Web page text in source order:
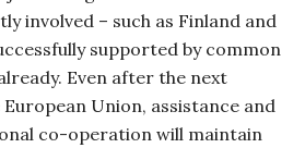
involved – such as Finland and
supported by common
Even after the next
Union, assistance and
co-operation will maintain